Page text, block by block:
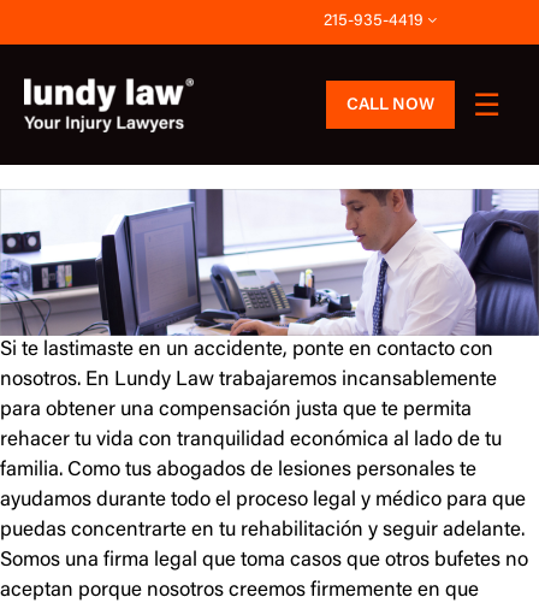
to
content
215-935-4419
CALL NOW
Si te lastimaste en un accidente, ponte en contacto con
nosotros. En Lundy Law trabajaremos incansablemente
para obtener una compensación justa que te permita
rehacer tu vida con tranquilidad económica al lado de tu
familia. Como tus abogados de lesiones personales te
ayudamos durante todo el proceso legal y médico para que
puedas concentrarte en tu rehabilitación y seguir adelante.
Somos una firma legal que toma casos que otros bufetes no
aceptan porque nosotros creemos firmemente en que